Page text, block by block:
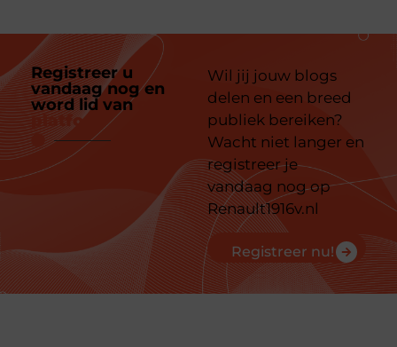
Registreer u
vandaag nog en
word lid van
platform
Wil jij jouw blogs
delen en een breed
publiek bereiken?
Wacht niet langer en
registreer je
vandaag nog op
Renault1916v.nl
Registreer nu!